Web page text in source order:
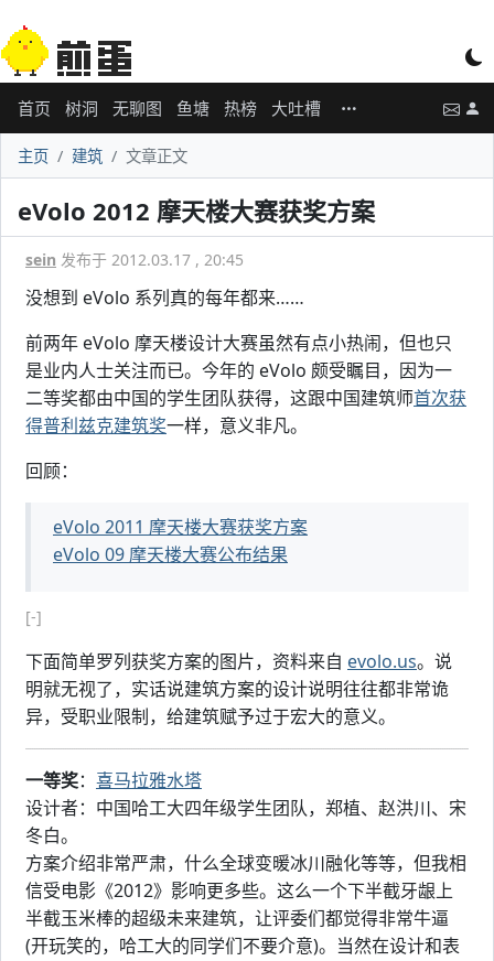
首页 树洞 无聊图 鱼塘 热榜 大吐槽
主页 建筑 文章正文
eVolo 2012 摩天楼大赛获奖方案
sein 发布于 2012.03.17 , 20:45
没想到 eVolo 系列真的每年都来……
前两年 eVolo 摩天楼设计大赛虽然有点小热闹，但也只
是业内人士关注而已。今年的 eVolo 颇受瞩目，因为一
二等奖都由中国的学生团队获得，这跟中国建筑师首次获
得普利兹克建筑奖一样，意义非凡。
回顾：
eVolo 2011 摩天楼大赛获奖方案
eVolo 09 摩天楼大赛公布结果
[-]
下面简单罗列获奖方案的图片，资料来自 evolo.us。说
明就无视了，实话说建筑方案的设计说明往往都非常诡
异，受职业限制，给建筑赋予过于宏大的意义。
一等奖： 喜马拉雅水塔
设计者：中国哈工大四年级学生团队，郑植、赵洪川、宋
冬白。
方案介绍非常严肃，什么全球变暖冰川融化等等，但我相
信受电影《2012》影响更多些。这么一个下半截牙龈上
半截玉米棒的超级未来建筑，让评委们都觉得非常牛逼
(开玩笑的，哈工大的同学们不要介意)。当然在设计和表